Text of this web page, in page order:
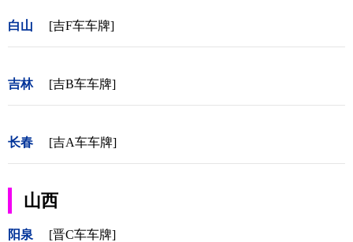
白山 [吉F车车牌]
吉林 [吉B车车牌]
长春 [吉A车车牌]
山西
阳泉 [晋C车车牌]